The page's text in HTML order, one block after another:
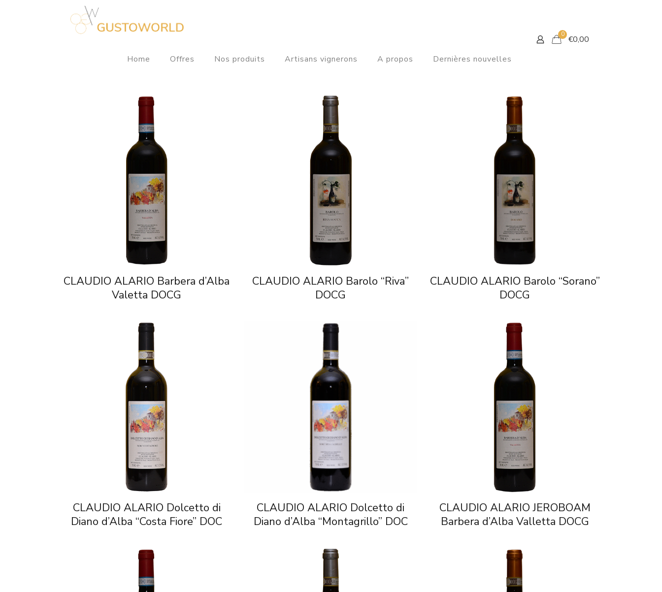
Home Offres Nos produits Artisans vignerons A propos Dernières nouvelles
0 €0,00
CLAUDIO ALARIO Barbera d’Alba
Valetta DOCG
CLAUDIO ALARIO Barolo “Riva”
DOCG
CLAUDIO ALARIO Barolo “Sorano”
DOCG
CLAUDIO ALARIO Dolcetto di
Diano d’Alba “Costa Fiore” DOC
CLAUDIO ALARIO Dolcetto di
Diano d’Alba “Montagrillo” DOC
CLAUDIO ALARIO JEROBOAM
Barbera d’Alba Valletta DOCG